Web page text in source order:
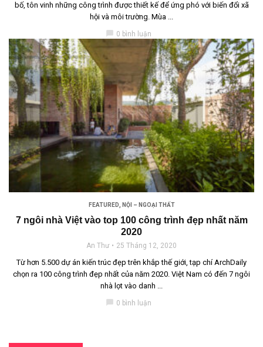
bố, tôn vinh những công trình được thiết kế để ứng phó với biến đổi xã
hội và môi trường. Mùa ...
chat_bubble 0 bình luận
FEATURED NỘI – NGOẠI THẤT
7 ngôi nhà Việt vào top 100 công trình đẹp nhất năm
2020
An Thư 25 Tháng 12, 2020
Từ hơn 5.500 dự án kiến trúc đẹp trên khắp thế giới, tạp chí ArchDaily
chọn ra 100 công trình đẹp nhất của năm 2020. Việt Nam có đến 7 ngôi
nhà lọt vào danh ...
0 bình luận